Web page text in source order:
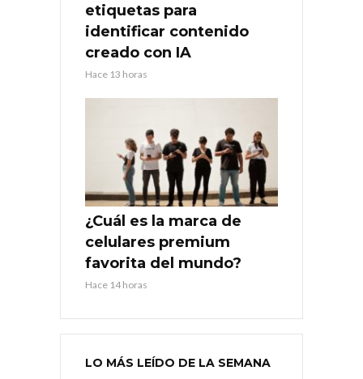
etiquetas para
identificar contenido
creado con IA
Hace 13 horas
¿Cuál es la marca de
celulares premium
favorita del mundo?
Hace 14 horas
LO MÁS LEÍDO DE LA SEMANA